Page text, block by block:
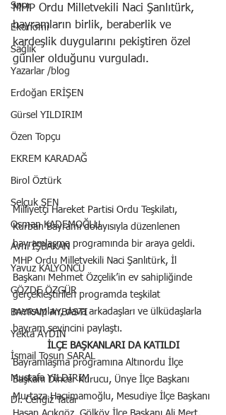
Spor
Ekonomi
Sağlık
Yazarlar /blog
Erdoğan ERİŞEN
Gürsel YILDIRIM
Özen Topçu
EKREM KARADAĞ
Birol Öztürk
Selçuk ŞEN
Osman KADEMOĞLU
Avni İŞBAKAN
Yavuz KALYONCU
GÖZDE ÖZGÜR
BAYRAM AYBASTI
Yekta AYDIN
İsmail Tosun SARAL
Mustafa YILDIRIM
Dr. Cengiz Tatar
MHP Ordu Milletvekili Naci Şanlıtürk,
bayramların birlik, beraberlik ve
kardeşlik duygularını pekiştiren özel
günler olduğunu vurguladı.
Milliyetçi Hareket Partisi Ordu Teşkilatı,
Kurban Bayramı dolayısıyla düzenlenen
bayramlaşma programında bir araya geldi.
MHP Ordu Milletvekili Naci Şanlıtürk, İl
Başkanı Mehmet Özçelik’in ev sahipliğinde
gerçekleştirilen programda teşkilat
mensupları, dava arkadaşları ve ülküdaşlarla
bayram sevincini paylaştı.
İLÇE BAŞKANLARI DA KATILDI
Bayramlaşma programına Altınordu İlçe
Başkanı Dincer Kurucu, Ünye İlçe Başkanı
Murtaza Hacıimamoğlu, Mesudiye İlçe Başkanı